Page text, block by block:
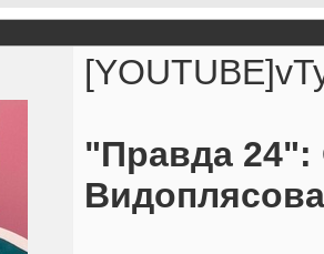
"Правда 24":